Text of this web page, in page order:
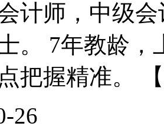
计师，中级
。 7年教龄
把握精准。
26